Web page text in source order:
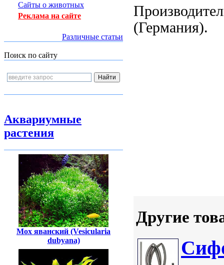
Сайты о животных
Реклама на сайте
Различные статьи
Поиск по сайту
Аквариумные
растения
Мох яванский (Vesicularia
dubyana)
(Германия).
Другие